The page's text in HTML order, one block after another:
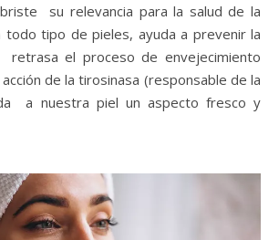
su relevancia para la salud de la
todo tipo de pieles, ayuda a prevenir la
retrasa el proceso de envejecimiento
de la tirosinasa (responsable de la
a nuestra piel un aspecto fresco y